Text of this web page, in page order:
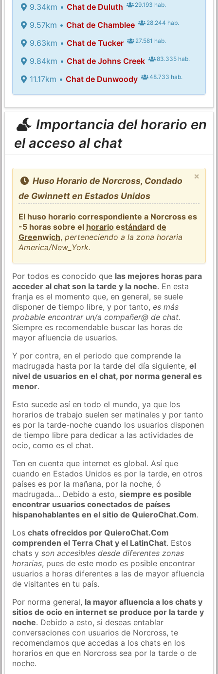
9.34km • Chat de Duluth 29.193 hab.
9.57km • Chat de Chamblee 28.244 hab.
9.63km • Chat de Tucker 27.581 hab.
9.84km • Chat de Johns Creek 83.335 hab.
11.17km • Chat de Dunwoody 48.733 hab.
Importancia del horario en
el acceso al chat
×
Huso Horario de Norcross, Condado
de Gwinnett en Estados Unidos
El huso horario correspondiente a Norcross es
-5 horas sobre el horario estándard de
Greenwich,perteneciendo a la zona horaria
America/New_York.
Por todos es conocido que las mejores horas para
acceder al chat son la tarde y la noche. En esta
franja es el momento que, en general, se suele
disponer de tiempo libre, y por tanto,es más
probable encontrar un/a compañer@ de chat.
Siempre es recomendable buscar las horas de
mayor afluencia de usuarios.
Y por contra, en el periodo que comprende la
madrugada hasta por la tarde del día siguiente,el
nivel de usuarios en el chat, por norma general es
menor.
Esto sucede así en todo el mundo, ya que los
horarios de trabajo suelen ser matinales y por tanto
es por la tarde-noche cuando los usuarios disponen
de tiempo libre para dedicar a las actividades de
ocio, como es el chat.
Ten en cuenta que internet es global. Así que
cuando en Estados Unidos es por la tarde, en otros
países es por la mañana, por la noche, ó
madrugada… Debido a esto,siempre es posible
encontrar usuarios conectados de países
hispanohablantes en el sitio de QuieroChat.Com.
Loschats ofrecidos por QuieroChat.Com
comprenden el Terra Chat y el LatinChat. Estos
chats yson accesibles desde diferentes zonas
horarias, pues de este modo es posible encontrar
usuarios a horas diferentes a las de mayor afluencia
de visitantes en tu país.
Por norma general, la mayor afluencia a los chats y
sitios de ocio en internet se produce por la tarde y
noche. Debido a esto, si deseas entablar
conversaciones con usuarios de Norcross, te
recomendamos que accedas a los chats en los
horarios en que en Norcross sea por la tarde o de
noche.